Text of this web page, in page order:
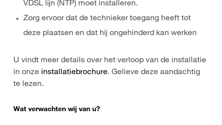
VDSL lijn (NTP) moet installeren.
Zorg ervoor dat de technieker toegang heeft tot
deze plaatsen en dat hij ongehinderd kan werken
U vindt meer details over het verloop van de installatie
in onze installatiebrochure. Gelieve deze aandachtig
te lezen.
Wat verwachten wij van u?